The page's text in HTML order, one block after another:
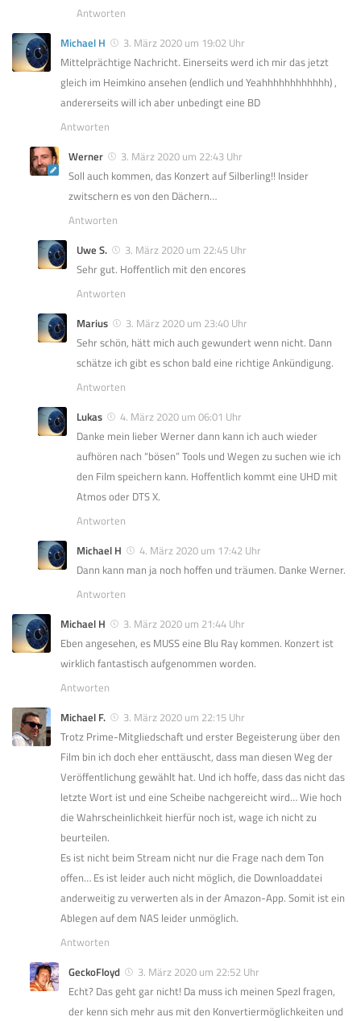
Antworten
Michael H
3. März 2020 um 19:02 Uhr
Mittelprächtige Nachricht. Einerseits werd ich mir das jetzt
gleich im Heimkino ansehen (endlich und Yeahhhhhhhhhhhh) ,
andererseits will ich aber unbedingt eine BD
Antworten
Werner
3. März 2020 um 22:43 Uhr
Soll auch kommen, das Konzert auf Silberling!! Insider
zwitschern es von den Dächern…
Antworten
Uwe S.
3. März 2020 um 22:45 Uhr
Sehr gut. Hoffentlich mit den encores
Antworten
Marius
3. März 2020 um 23:40 Uhr
Sehr schön, hätt mich auch gewundert wenn nicht. Dann
schätze ich gibt es schon bald eine richtige Ankündigung.
Antworten
Lukas
4. März 2020 um 06:01 Uhr
Danke mein lieber Werner dann kann ich auch wieder
aufhören nach “bösen” Tools und Wegen zu suchen wie ich
den Film speichern kann. Hoffentlich kommt eine UHD mit
Atmos oder DTS X.
Antworten
Michael H
4. März 2020 um 17:42 Uhr
Dann kann man ja noch hoffen und träumen. Danke Werner.
Antworten
Michael H
3. März 2020 um 21:44 Uhr
Eben angesehen, es MUSS eine Blu Ray kommen. Konzert ist
wirklich fantastisch aufgenommen worden.
Antworten
Michael F.
3. März 2020 um 22:15 Uhr
Trotz Prime-Mitgliedschaft und erster Begeisterung über den
Film bin ich doch eher enttäuscht, dass man diesen Weg der
Veröffentlichung gewählt hat. Und ich hoffe, dass das nicht das
letzte Wort ist und eine Scheibe nachgereicht wird… Wie hoch
die Wahrscheinlichkeit hierfür noch ist, wage ich nicht zu
beurteilen.
Es ist nicht beim Stream nicht nur die Frage nach dem Ton
offen… Es ist leider auch nicht möglich, die Downloaddatei
anderweitig zu verwerten als in der Amazon-App. Somit ist ein
Ablegen auf dem NAS leider unmöglich.
Antworten
GeckoFloyd
3. März 2020 um 22:52 Uhr
Echt? Das geht gar nicht! Da muss ich meinen Spezl fragen,
der kenn sich mehr aus mit den Konvertiermöglichkeiten und